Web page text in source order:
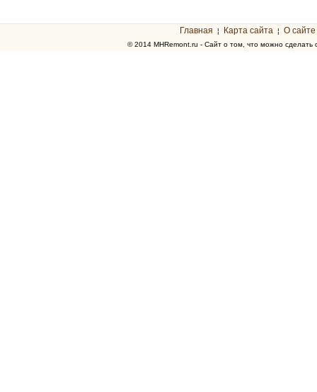
Главная ¦ Карта сайта ¦ О сайте
© 2014 MHRemont.ru - Сайт о том, что можно сделать